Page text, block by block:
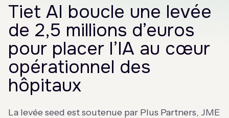
Tiet AI boucle une levée
de 2,5 millions d’euros
pour placer l’IA au cœur
opérationnel des
hôpitaux
La levée seed est soutenue par Plus Partners, JME